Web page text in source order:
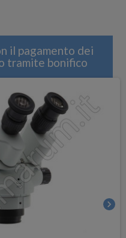
il pagamento dei
tramite bonifico
chevron_right